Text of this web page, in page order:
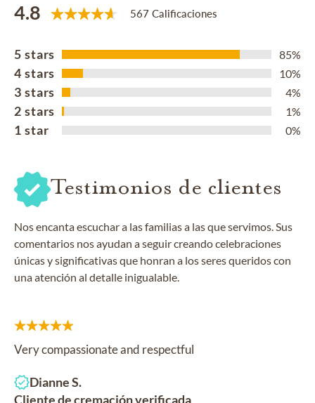
4.8 567 Calificaciones
5 stars 85%
4 stars 10%
3 stars 4%
2 stars 1%
1 star 0%
Testimonios de clientes
Nos encanta escuchar a las familias a las que servimos. Sus
comentarios nos ayudan a seguir creando celebraciones
únicas y significativas que honran a los seres queridos con
una atención al detalle inigualable.
Very compassionate and respectful
Dianne S.
Cliente de cremación verificada